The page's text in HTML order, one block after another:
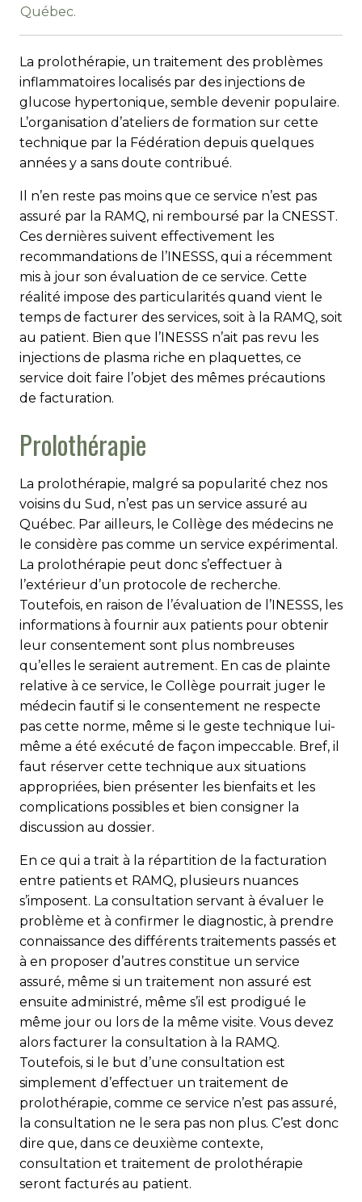
Québec.
La prolothérapie, un traitement des problèmes
inflammatoires localisés par des injections de
glucose hypertonique, semble devenir populaire.
L’organisation d’ateliers de formation sur cette
technique par la Fédération depuis quelques
années y a sans doute contribué.
Il n’en reste pas moins que ce service n’est pas
assuré par la RAMQ, ni remboursé par la CNESST.
Ces dernières suivent effectivement les
recommandations de l’INESSS, qui a récemment
mis à jour son évaluation de ce service. Cette
réalité impose des particularités quand vient le
temps de facturer des services, soit à la RAMQ, soit
au patient. Bien que l’INESSS n’ait pas revu les
injections de plasma riche en plaquettes, ce
service doit faire l’objet des mêmes précautions
de facturation.
Prolothérapie
La prolothérapie, malgré sa popularité chez nos
voisins du Sud, n’est pas un service assuré au
Québec. Par ailleurs, le Collège des médecins ne
le considère pas comme un service expérimental.
La prolothérapie peut donc s’effectuer à
l’extérieur d’un protocole de recherche.
Toutefois, en raison de l’évaluation de l’INESSS, les
informations à fournir aux patients pour obtenir
leur consentement sont plus nombreuses
qu’elles le seraient autrement. En cas de plainte
relative à ce service, le Collège pourrait juger le
médecin fautif si le consentement ne respecte
pas cette norme, même si le geste technique lui-
même a été exécuté de façon impeccable. Bref, il
faut réserver cette technique aux situations
appropriées, bien présenter les bienfaits et les
complications possibles et bien consigner la
discussion au dossier.
En ce qui a trait à la répartition de la facturation
entre patients et RAMQ, plusieurs nuances
s’imposent. La consultation servant à évaluer le
problème et à confirmer le diagnostic, à prendre
connaissance des différents traitements passés et
à en proposer d’autres constitue un service
assuré, même si un traitement non assuré est
ensuite administré, même s’il est prodigué le
même jour ou lors de la même visite. Vous devez
alors facturer la consultation à la RAMQ.
Toutefois, si le but d’une consultation est
simplement d’effectuer un traitement de
prolothérapie, comme ce service n’est pas assuré,
la consultation ne le sera pas non plus. C’est donc
dire que, dans ce deuxième contexte,
consultation et traitement de prolothérapie
seront facturés au patient.